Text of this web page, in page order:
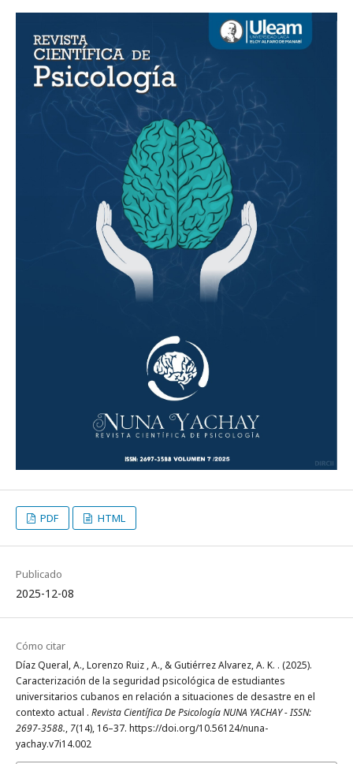
PDF HTML
Publicado
2025-12-08
Cómo citar
Díaz Queral, A., Lorenzo Ruiz , A., & Gutiérrez Alvarez, A. K. . (2025).
Caracterización de la seguridad psicológica de estudiantes
universitarios cubanos en relación a situaciones de desastre en el
contexto actual . Revista Científica De Psicología NUNA YACHAY - ISSN:
2697-3588., 7(14), 16–37. https://doi.org/10.56124/nuna-
yachay.v7i14.002